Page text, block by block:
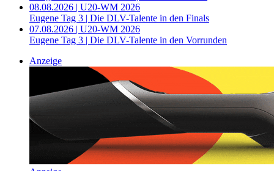
08.08.2026 | U20-WM 2026
Eugene Tag 3 | Die DLV-Talente in den Finals
07.08.2026 | U20-WM 2026
Eugene Tag 3 | Die DLV-Talente in den Vorrunden
Anzeige